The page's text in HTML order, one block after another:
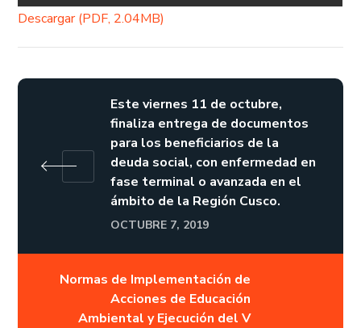
Descargar (PDF, 2.04MB)
Este viernes 11 de octubre,
finaliza entrega de documentos
para los beneficiarios de la
deuda social, con enfermedad en
fase terminal o avanzada en el
ámbito de la Región Cusco.
OCTUBRE 7, 2019
Normas de Implementación de
Acciones de Educación
Ambiental y Ejecución del V